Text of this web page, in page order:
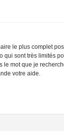
le plus complet
qui sont très limités
le mot que je
votre aide.